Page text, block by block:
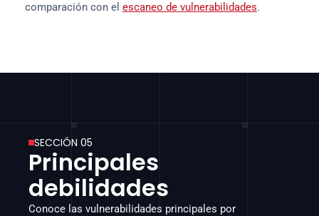
comparación con el escaneo de vulnerabilidades.
SECCIÓN 05
Principales
debilidades
Conoce las vulnerabilidades principales por